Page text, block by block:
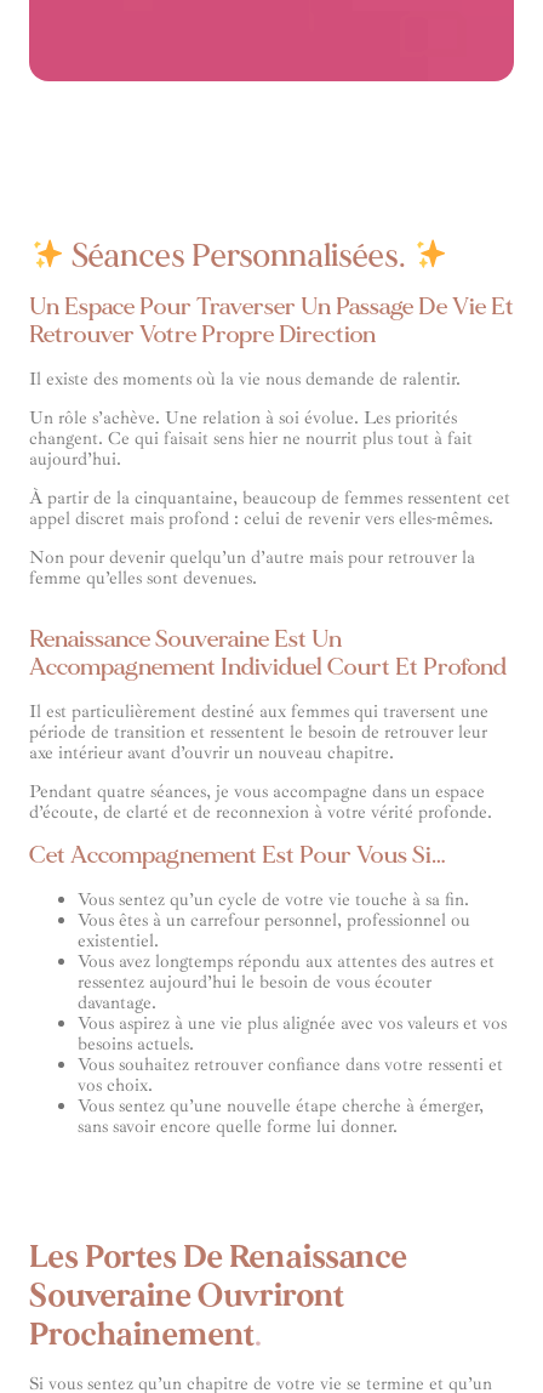
Séances Personnalisées.
Un Espace Pour Traverser Un Passage De Vie Et
Retrouver Votre Propre Direction
Il existe des moments où la vie nous demande de ralentir.
Un rôle s’achève. Une relation à soi évolue. Les priorités
changent. Ce qui faisait sens hier ne nourrit plus tout à fait
aujourd’hui.
À partir de la cinquantaine, beaucoup de femmes ressentent cet
appel discret mais profond : celui de revenir vers elles-mêmes.
Non pour devenir quelqu’un d’autre mais pour retrouver la
femme qu’elles sont devenues.
Renaissance Souveraine Est Un
Accompagnement Individuel Court Et Profond
Il est particulièrement destiné aux femmes qui traversent une
période de transition et ressentent le besoin de retrouver leur
axe intérieur avant d’ouvrir un nouveau chapitre.
Pendant quatre séances, je vous accompagne dans un espace
d’écoute, de clarté et de reconnexion à votre vérité profonde.
Cet Accompagnement Est Pour Vous Si…
Vous sentez qu’un cycle de votre vie touche à sa fin.
Vous êtes à un carrefour personnel, professionnel ou
existentiel.
Vous avez longtemps répondu aux attentes des autres et
ressentez aujourd’hui le besoin de vous écouter
davantage.
Vous aspirez à une vie plus alignée avec vos valeurs et vos
besoins actuels.
Vous souhaitez retrouver confiance dans votre ressenti et
vos choix.
Vous sentez qu’une nouvelle étape cherche à émerger,
sans savoir encore quelle forme lui donner.
Les Portes De Renaissance
Souveraine Ouvriront
Prochainement.
Si vous sentez qu’un chapitre de votre vie se termine et qu’un